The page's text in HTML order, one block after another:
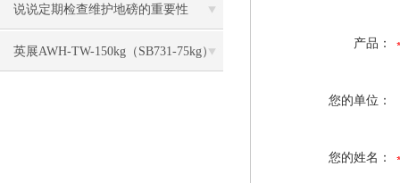
说说定期检查维护地磅的重要性
英展AWH-TW-150kg（SB731-75kg）
产品：
您的单位：
您的姓名：